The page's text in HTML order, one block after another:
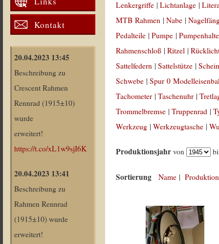
Kontakt
20.04.2023 13:45
Beschreibung zu
Crescent Rahmen
Rennrad (1915±10)
wurde
erweitert!
https://t.co/xL1w9sjI6K
20.04.2023 13:41
Beschreibung zu
Rahmen Rennrad
(1915±10) wurde
erweitert!
Lenkergriffe |Lichtanlage |
MTB Rahmen |Nabe |
Pedalteile |Pumpe |
Rahmenschloß |Ritzel |
Sattelfedern |Sattelstütze |
Schwebe |Spur 0
Tachometer |Taschenuhr |
Trommelbremse |Truppenrad |
Werkzeug |Werkzeugtasche |
Produktionsjahr von
Sortierung Name |